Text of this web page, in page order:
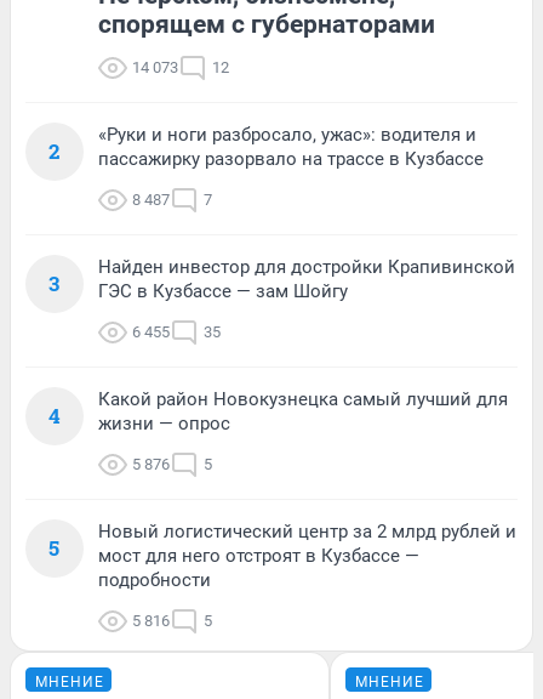
спорящем с губернаторами
14 073 12
2
«Руки и ноги разбросало, ужас»: водителя и
пассажирку разорвало на трассе в Кузбассе
8 487 7
3
Найден инвестор для достройки Крапивинской
ГЭС в Кузбассе — зам Шойгу
6 455 35
4
Какой район Новокузнецка самый лучший для
жизни — опрос
5 876 5
5
Новый логистический центр за 2 млрд рублей и
мост для него отстроят в Кузбассе —
подробности
5 816 5
МНЕНИЕ МНЕНИЕ